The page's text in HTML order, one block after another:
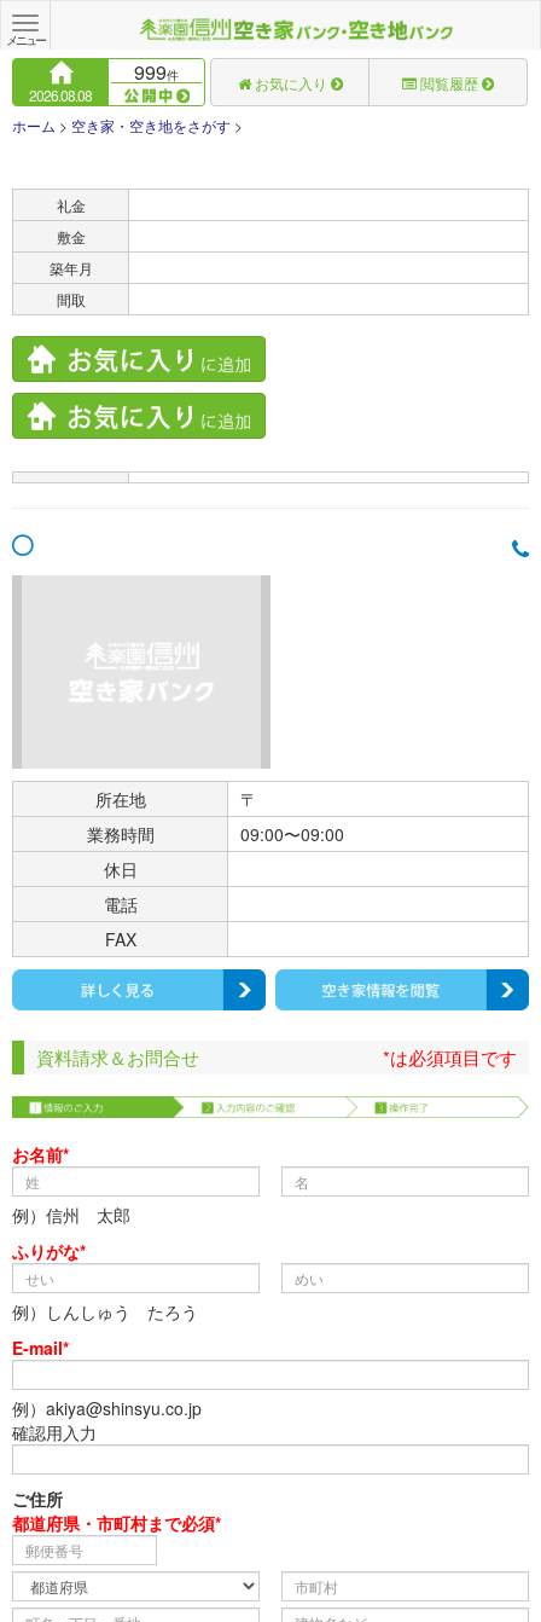
Toggle
navigation
メニュー
2026.08.08
999件 お気に入り 閲覧履歴
ホーム > 空き家・空き地をさがす >
礼金
敷金
築年月
間取
所在地
〒
業務時間
09:00〜09:00
休日
電話
FAX
資料請求＆お問合せ *は必須項目です
お名前*
例）信州 太郎
ふりがな*
例）しんしゅう たろう
E-mail*
例）akiya@shinsyu.co.jp
確認用入力
ご住所
都道府県・市町村まで必須*